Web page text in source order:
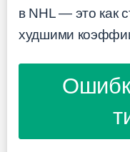
в NHL — это как
худшими